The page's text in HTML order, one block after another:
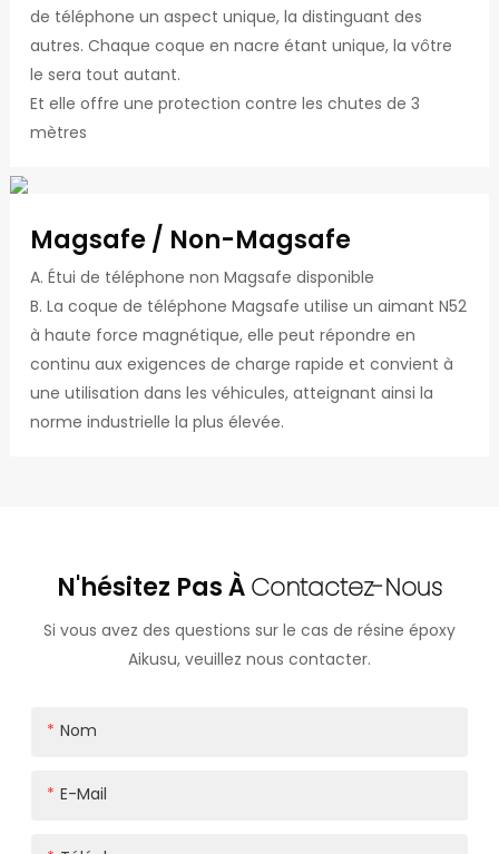
de téléphone un aspect unique, la distinguant des
autres. Chaque coque en nacre étant unique, la vôtre
le sera tout autant.
Et elle offre une protection contre les chutes de 3
mètres
Magsafe / Non-Magsafe
A. Étui de téléphone non Magsafe disponible
B. La coque de téléphone Magsafe utilise un aimant N52
à haute force magnétique, elle peut répondre en
continu aux exigences de charge rapide et convient à
une utilisation dans les véhicules, atteignant ainsi la
norme industrielle la plus élevée.
N'hésitez Pas ÀContactez-Nous
Si vous avez des questions sur le cas de résine époxy
Aikusu, veuillez nous contacter.
Nom
E-Mail